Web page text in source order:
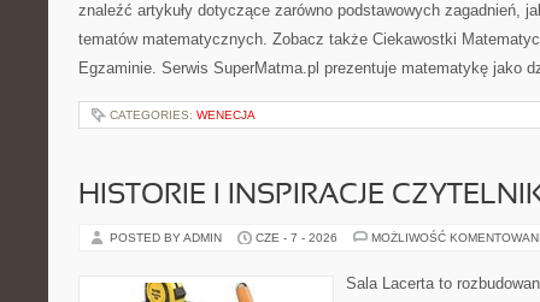
znaleźć artykuły dotyczące zarówno podstawowych zagadnień,
tematów matematycznych. Zobacz także Ciekawostki
Egzaminie. Serwis SuperMatma.pl prezentuje matematykę jako
CATEGORIES: WENECJA
HISTORIE I INSPIRACJE
POSTED BY ADMIN CZE - 7 - 2026 MOŻLIWOŚĆ
Sala Lacerta to